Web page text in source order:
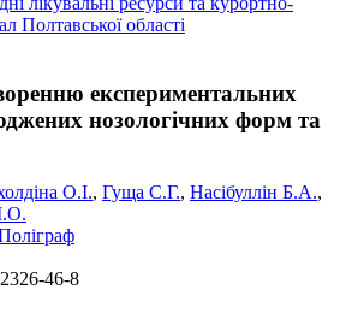
Полтавської області
експериментальних
нозологічних форм та
О.І., Гуща С.Г., Насібуллін Б.А.,
46-8